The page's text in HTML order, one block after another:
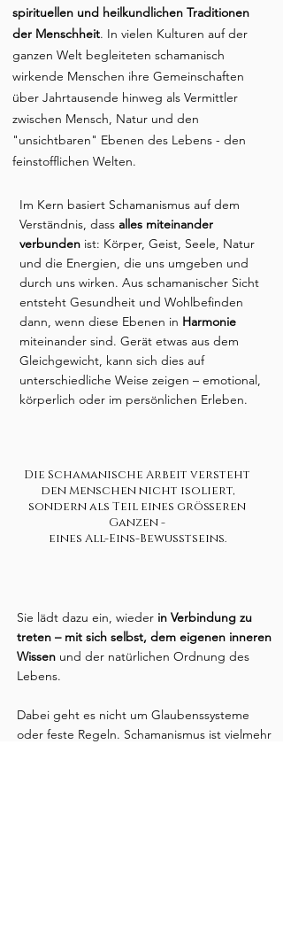
Im Kern basiert Schamanismus auf dem
Verständnis, dass alles miteinander
verbunden ist: Körper, Geist, Seele, Natur
und die Energien, die uns umgeben und
durch uns wirken. Aus schamanischer Sicht
entsteht Gesundheit und Wohlbefinden
dann, wenn diese Ebenen in Harmonie
miteinander sind. Gerät etwas aus dem
Gleichgewicht, kann sich dies auf
unterschiedliche Weise zeigen – emotional,
körperlich oder im persönlichen Erleben.
spirituellen und heilkundlichen Traditionen
der Menschheit. In vielen Kulturen auf der
ganzen Welt begleiteten schamanisch
wirkende Menschen ihre Gemeinschaften
über Jahrtausende hinweg als Vermittler
zwischen Mensch, Natur und den
"unsichtbaren" Ebenen des Lebens - den
feinstofflichen Welten.​
Die Schamanische Arbeit versteht
den Menschen nicht isoliert,
sondern als Teil eines größeren
Ganzen -
eines All-Eins-Bewusstseins.
Sie lädt dazu ein, wieder in Verbindung zu
treten – mit sich selbst, dem eigenen inneren
Wissen und der natürlichen Ordnung des
Lebens.
Dabei geht es nicht um Glaubenssysteme
oder feste Regeln. Schamanismus ist vielmehr